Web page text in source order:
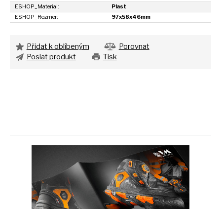
ESHOP_Material:
Plast
ESHOP_Rozmer:
97x58x46mm
Přidat k oblíbeným
Porovnat
Poslat produkt
Tisk